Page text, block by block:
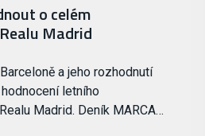
o celém
Madrid
a jeho rozhodnutí
letního
Madrid. Deník MARCA…